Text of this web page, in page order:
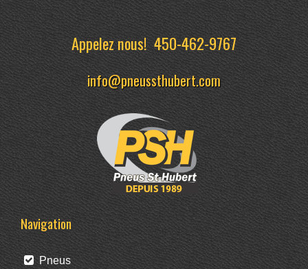
Appelez nous!450-462-9767
info@pneussthubert.com
Navigation
Pneus